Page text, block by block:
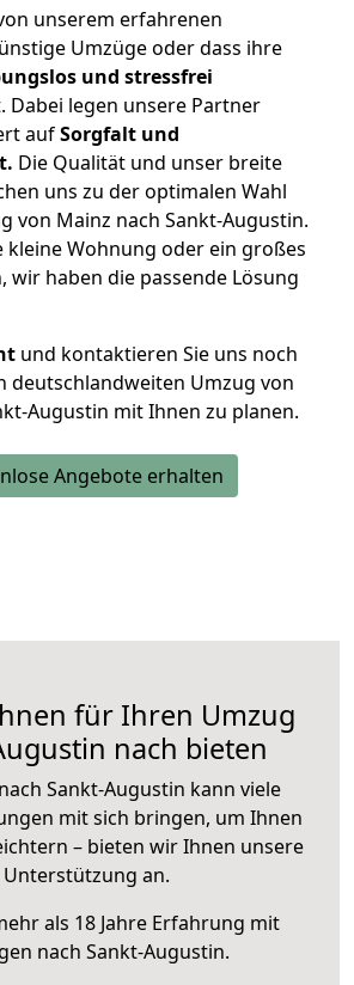
unserem erfahrenen
Umzüge oder dass ihre
und stressfrei
Dabei legen unsere Partner
aufSorgfalt und
Die Qualität und unser breite
uns zu der optimalen Wahl
von Mainz nach Sankt-Augustin.
kleine Wohnung oder ein großes
wir haben die passende Lösung
und kontaktieren Sie uns noch
deutschlandweiten Umzug von
Augustin mit Ihnen zu planen.
Angebote erhalten
für Ihren Umzug
nach bieten
nach Sankt-Augustin kann viele
mit sich bringen, um Ihnen
– bieten wir Ihnen unsere
Unterstützung an.
als 18 Jahre Erfahrung mit
nach Sankt-Augustin.